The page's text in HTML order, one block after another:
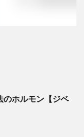
のホルモン【ジベ